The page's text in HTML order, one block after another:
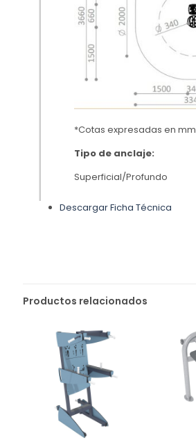
*Cotas expresadas en mm
Tipo de anclaje:
Superficial/Profundo
Descargar Ficha Técnica
Productos relacionados